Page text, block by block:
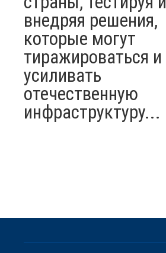
внедряя решения,
которые могут
тиражироваться и
усиливать
отечественную
инфраструктуру...